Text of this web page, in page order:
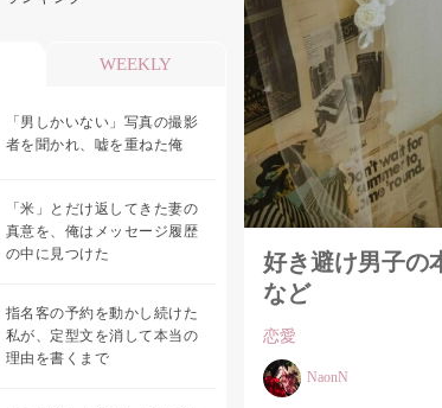
WEEKLY
「男しかいない」写真の撮影
者を聞かれ、嘘を重ねた俺
「米」とだけ返してきた妻の
真意を、俺はメッセージ履歴
の中に見つけた
指名客の予約を動かし続けた
私が、定型文を消して本当の
理由を書くまで
好き避け男子の
など
恋愛
NaonN